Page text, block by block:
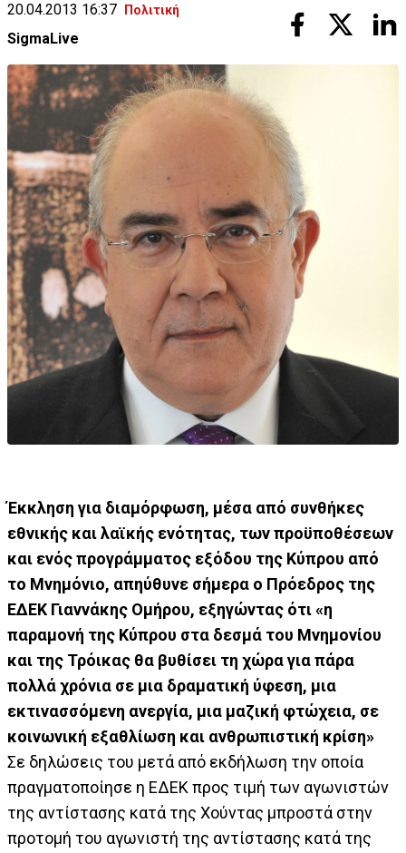
20.04.2013 16:37 Πολιτική
SigmaLive
Έκκληση για διαμόρφωση, μέσα από συνθήκες
εθνικής και λαϊκής ενότητας, των προϋποθέσεων
και ενός προγράμματος εξόδου της Κύπρου από
το Μνημόνιο, απηύθυνε σήμερα ο Πρόεδρος της
ΕΔΕΚ Γιαννάκης Ομήρου, εξηγώντας ότι «η
παραμονή της Κύπρου στα δεσμά του Μνημονίου
και της Τρόικας θα βυθίσει τη χώρα για πάρα
πολλά χρόνια σε μια δραματική ύφεση, μια
εκτινασσόμενη ανεργία, μια μαζική φτώχεια, σε
κοινωνική εξαθλίωση και ανθρωπιστική κρίση»
Σε δηλώσεις του μετά από εκδήλωση την οποία
πραγματοποίησε η ΕΔΕΚ προς τιμή των αγωνιστών
της αντίστασης κατά της Χούντας μπροστά στην
προτομή του αγωνιστή της αντίστασης κατά της